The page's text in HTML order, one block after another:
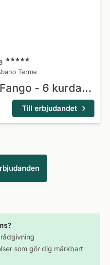
Terme
Naturlig läkekraft Fango - 6 kurdagar
Till erbjudandet
som gör dig märkbart